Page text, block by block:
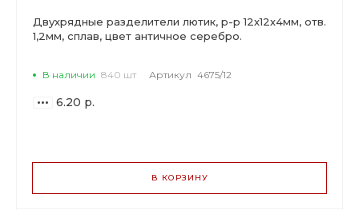
Двухрядные разделители лютик, р-р 12х12х4мм, отв.
1,2мм, сплав, цвет античное серебро.
В наличии 840 шт Артикул 4675/12
6.20 р.
6.20 р.
В КОРЗИНУ